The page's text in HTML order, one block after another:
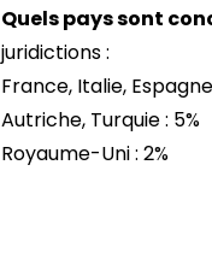
Quels pays sont
juridictions :
France, Italie, Espagne
Autriche, Turquie : 5%
Royaume-Uni : 2%